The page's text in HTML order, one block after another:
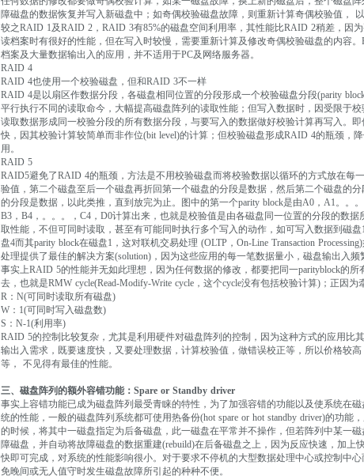
障磁盘的数据恢复并写入新磁盘中；如奇偶校验磁盘故障，则重新计算奇偶校验值， 以
较之RAID 1及RAID 2，RAID 3有85%的磁盘空间利用率，其性能比RAID 2稍差，因
读档案时有很好的性能，但在写入时较慢，需要重新计算及修改奇偶校验磁盘的内容
档案及大量数据输出入的应用，并不适用于PC及网络服务器。
RAID 4
RAID 4也使用一个校验磁盘，但和RAID 3不一样
RAID 4是以扇区作数据分段，各磁盘相同位置的分段形成一个校验磁盘分段(parity
平行执行不同的读取命今，大幅提高磁盘阵列的读取性能；但写入数据时，因受限于
读取数据形成同一校验分段的所有数据分段，与要写入的数据做好校验计算再写入。
快，因其校验计算较简单而非作位(bit level)的计算；但校验磁盘形成RAID 4的瓶颈，
用。
RAID 5
RAID5避免了RAID 4的瓶颈，方法是不用校验磁盘而将校验数据以循环的方式放在每
验值，第二个磁盘至后一个磁盘再折回第一个磁盘的分段是数据，然后第二个磁盘的
的分段是数据，以此类推，直到放完为止。图中的第一个parity block是由A0，A1。。
B3，B4，。。。，C4，D0计算出来，也就是校验值是由各磁盘同一位置的分段的数
取性能，不但可同时读取，甚至有可能同时执行多个写入的动作，如可写入数据到磁
盘4而其parity block在磁盘1，这对联机交易处理 (OLTP，On-Line Transaction
处理提供了最佳的解决方案(solution)，因为这些应用的每一笔数据量小，磁盘输出入频
事实上RAID 5的性能并无如此理想，因为任何数据的修改，都要把同一parityblock的
去，也就是RMW cycle(Read-Modify-Write cycle，这个cycle没有包括校验计算)；正因为
R：N(可同时读取所有磁盘)
W：1(可同时写入磁盘数)
S：N-1(利用率)
RAID 5的控制比较复杂，尤其是利用硬件对磁盘阵列的控制，因为这种方式的应用比
输出入需求，既要速度快，又要处理数据，计算校验值，做错误校正等，所以价格较
等， 不见得有最佳的性能。
三、磁盘阵列的额外容错功能：Spare or Standby driver
事实上容错功能已成为磁盘阵列最受青睐的特性，为了加强容错的功能以及使系统在
统的性能，一般的磁盘阵列系统都可使用热备份(hot spare or hot standby driver)的功能
的时候，将其中一磁盘指定为后备磁盘，此一磁盘在平常并不操作，但若阵列中某一
障磁盘，并自动将故障磁盘的数据重建(rebuild)在后备磁盘之上，因为反应快速，加上
快即可完成，对系统的性能影响很小。对于要求不停机的大型数据处理中心或控制中
免晚间或无人值守时发生磁盘故障所引起的种种不便。